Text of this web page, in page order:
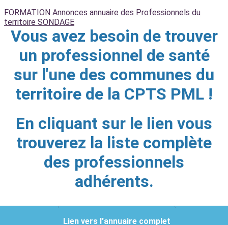
FORMATION Annonces annuaire des Professionnels du
territoire SONDAGE
Vous avez besoin de trouver
un professionnel de santé
sur l'une des communes du
territoire de la CPTS PML !
En cliquant sur le lien vous
trouverez la liste complète
des professionnels
adhérents.
Lien vers l'annuaire complet